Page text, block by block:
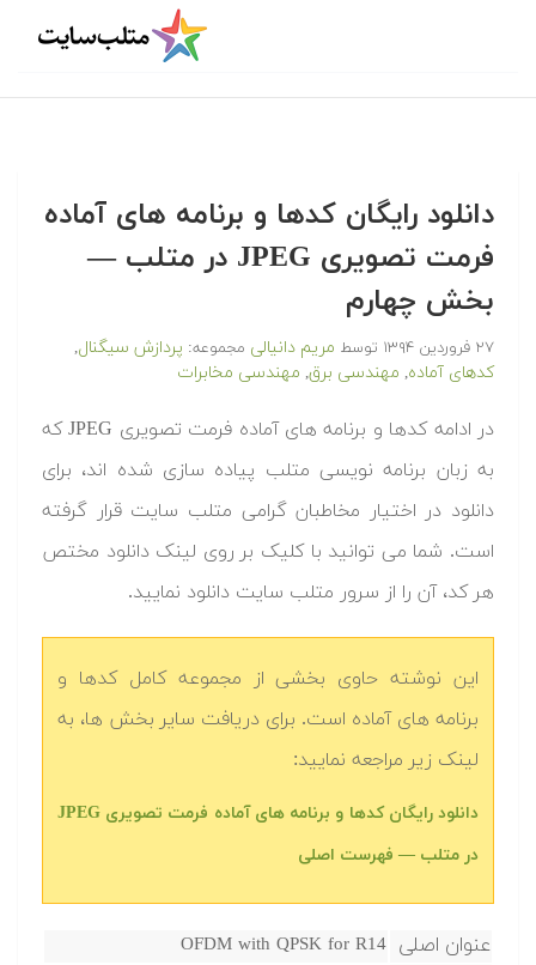
دانلود رایگان کدها و برنامه های آماده
فرمت تصویری JPEG در متلب‬‬ —
بخش چهارم
۲۷ فروردین ۱۳۹۴ توسط مریم دانیالی مجموعه: پردازش سیگنال,
کدهای آماده, مهندسی برق, مهندسی مخابرات
‫در ادامه کدها و برنامه های آماده فرمت تصویری JPEG که
به زبان برنامه نویسی متلب پیاده سازی شده اند، برای
دانلود در اختیار مخاطبان گرامی متلب سایت قرار گرفته
است. شما می توانید با کلیک بر روی لینک دانلود مختص
هر کد، آن را از سرور متلب سایت دانلود نمایید.‬
این نوشته حاوی بخشی از مجموعه کامل کدها و
برنامه های آماده است. برای دریافت سایر بخش ها، به
لینک زیر مراجعه نمایید:
دانلود رایگان کدها و برنامه های آماده فرمت تصویری JPEG
در متلب‬‬ — فهرست اصلی
عنوان اصلی OFDM with QPSK for R14